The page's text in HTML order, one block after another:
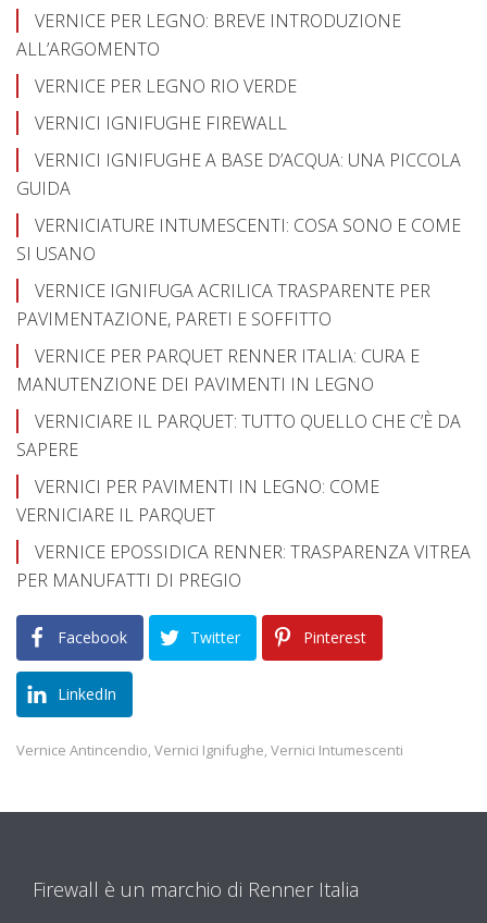
VERNICE PER LEGNO: BREVE INTRODUZIONE
ALL’ARGOMENTO
VERNICE PER LEGNO RIO VERDE
VERNICI IGNIFUGHE FIREWALL
VERNICI IGNIFUGHE A BASE D’ACQUA: UNA PICCOLA
GUIDA
VERNICIATURE INTUMESCENTI: COSA SONO E COME
SI USANO
VERNICE IGNIFUGA ACRILICA TRASPARENTE PER
PAVIMENTAZIONE, PARETI E SOFFITTO
VERNICE PER PARQUET RENNER ITALIA: CURA E
MANUTENZIONE DEI PAVIMENTI IN LEGNO
VERNICIARE IL PARQUET: TUTTO QUELLO CHE C’È DA
SAPERE
VERNICI PER PAVIMENTI IN LEGNO: COME
VERNICIARE IL PARQUET
VERNICE EPOSSIDICA RENNER: TRASPARENZA VITREA
PER MANUFATTI DI PREGIO
Facebook Twitter Pinterest
LinkedIn
Vernice Antincendio, Vernici Ignifughe, Vernici Intumescenti
Firewall è un marchio di Renner Italia